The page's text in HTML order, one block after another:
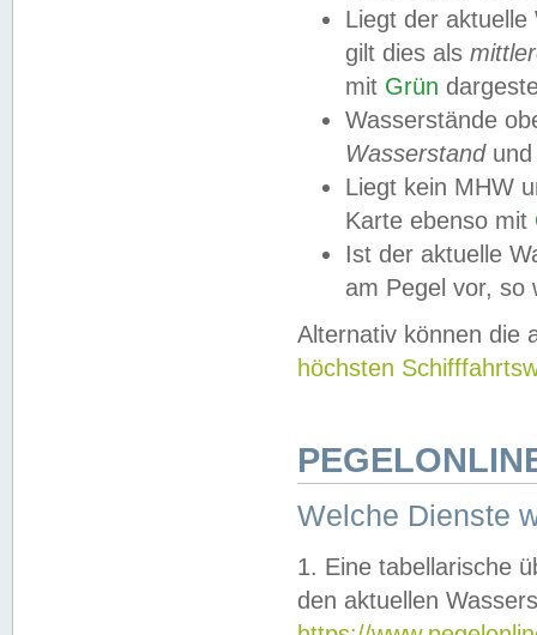
Liegt der
gilt dies als
mit Grün
Wasserstände
Wasserstandund
Liegt kein MHW
Karte ebenso mit
Ist der aktuelle
am Pegel vor,
Alternativ können die
höchsten
Welche Dienste
1. Eine tabellarische
den aktuellen